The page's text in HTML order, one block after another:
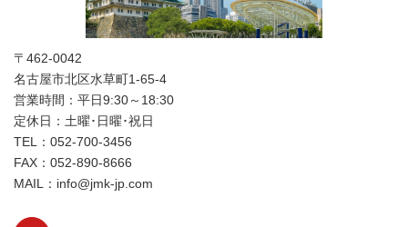
〒462-0042
名古屋市北区水草町1-65-4
営業時間：平日9:30～18:30
定休日：土曜･日曜･祝日
TEL：052-700-3456
FAX：052-890-8666
MAIL：info@jmk-jp.com